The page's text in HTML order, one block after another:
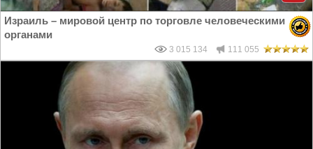
Израиль – мировой центр по торговле человеческими
органами
3 015 134 111 055